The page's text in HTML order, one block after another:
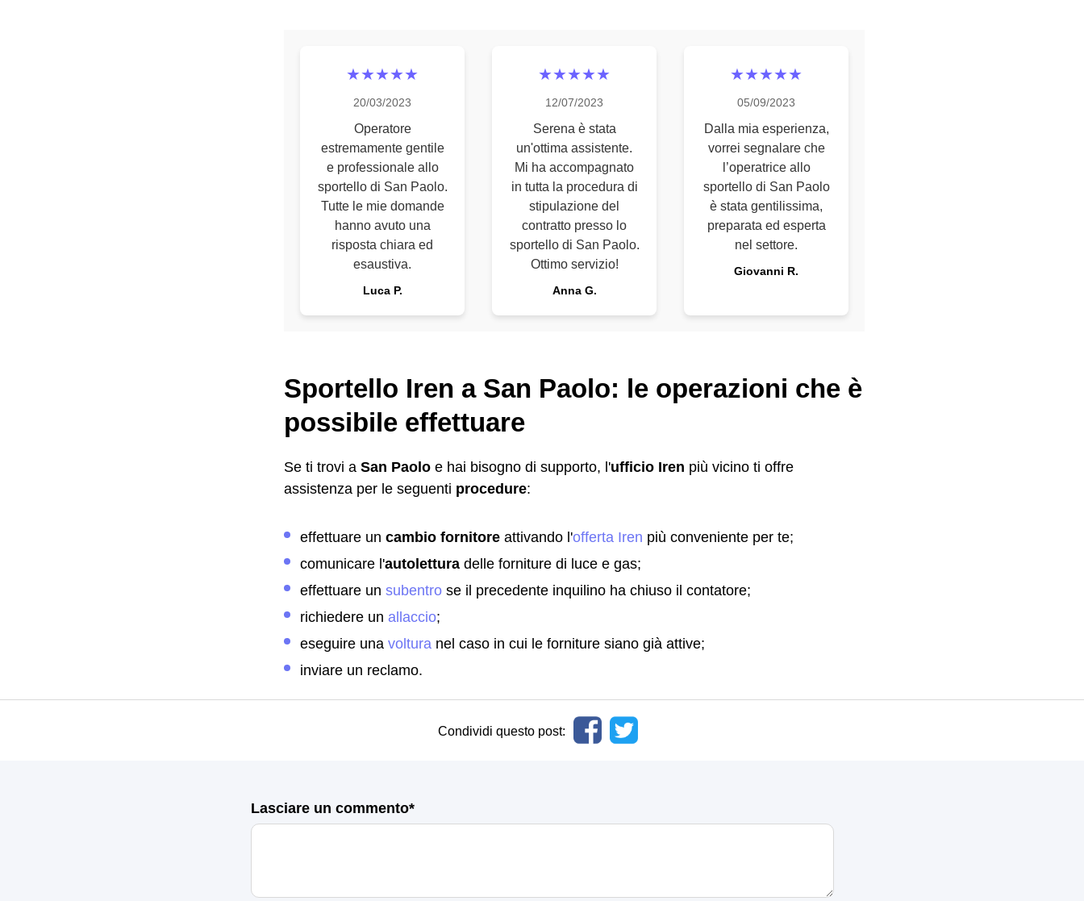
★★★★★
20/03/2023
Operatore
estremamente gentile
e professionale allo
sportello di San Paolo.
Tutte le mie domande
hanno avuto una
risposta chiara ed
esaustiva.
Luca P.
★★★★★
12/07/2023
Serena è stata
un'ottima assistente.
Mi ha accompagnato
in tutta la procedura di
stipulazione del
contratto presso lo
sportello di San Paolo.
Ottimo servizio!
Anna G.
★★★★★
05/09/2023
Dalla mia esperienza,
vorrei segnalare che
l’operatrice allo
sportello di San Paolo
è stata gentilissima,
preparata ed esperta
nel settore.
Giovanni R.
Sportello Iren a San Paolo: le operazioni che è
possibile effettuare
Se ti trovi a San Paolo e hai bisogno di supporto, l'ufficio Iren più vicino ti offre
assistenza per le seguenti procedure:
effettuare un cambio fornitore attivando l'offerta Iren più conveniente per te;
comunicare l'autolettura delle forniture di luce e gas;
effettuare un subentro se il precedente inquilino ha chiuso il contatore;
richiedere un allaccio;
eseguire una voltura nel caso in cui le forniture siano già attive;
inviare un reclamo.
Condividi questo post:
Lasciare un commento*